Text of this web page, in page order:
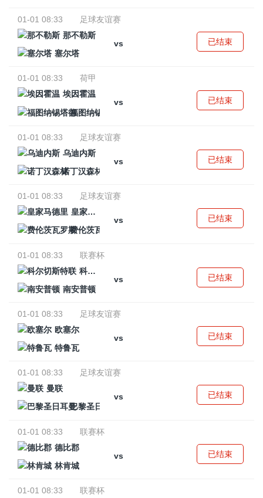
01-01 08:33
足球友谊赛
那不勒斯
vs
塞尔塔
已结束
01-01 08:33
荷甲
埃因霍温
vs
福图纳锡塔德
已结束
01-01 08:33
足球友谊赛
乌迪内斯
vs
诺丁汉森林
已结束
01-01 08:33
足球友谊赛
皇家马德里
vs
费伦茨瓦罗斯
已结束
01-01 08:33
联赛杯
科尔切斯特联
vs
南安普顿
已结束
01-01 08:33
足球友谊赛
欧塞尔
vs
特鲁瓦
已结束
01-01 08:33
足球友谊赛
曼联
vs
巴黎圣日耳曼
已结束
01-01 08:33
联赛杯
德比郡
vs
林肯城
已结束
01-01 08:33
联赛杯